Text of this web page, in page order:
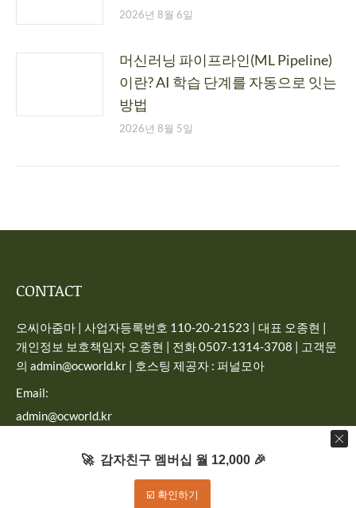
2026년 8월 6일
머신러닝 파이프라인(ML Pipeline)
이란? AI 학습 단계를 자동으로 잇는
방법
2026년 8월 5일
CONTACT
오씨아줌마 | 사업자등록번호 110-20-21523 | 대표 오종현 |
개인정보 보호책임자 오종현 | 전화 0507-1314-3708 | 고객문
의 admin@ocworld.kr | 호스팅 제공자 : 퍼널모아
Email:
admin@ocworld.kr
Dream-Theme — truly premium WordPress themes
🚀 감자친구 멤버십 월 12,000 🎉
☑️ 확인하기